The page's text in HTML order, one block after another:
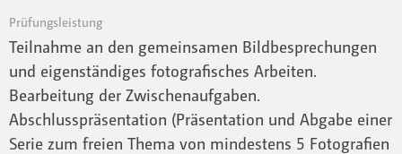
Prüfungsleistung
Teilnahme an den gemeinsamen Bildbesprechungen
und eigenständiges fotografisches Arbeiten.
Bearbeitung der Zwischenaufgaben.
Abschlusspräsentation (Präsentation und Abgabe einer
Serie zum freien Thema von mindestens 5 Fotografien